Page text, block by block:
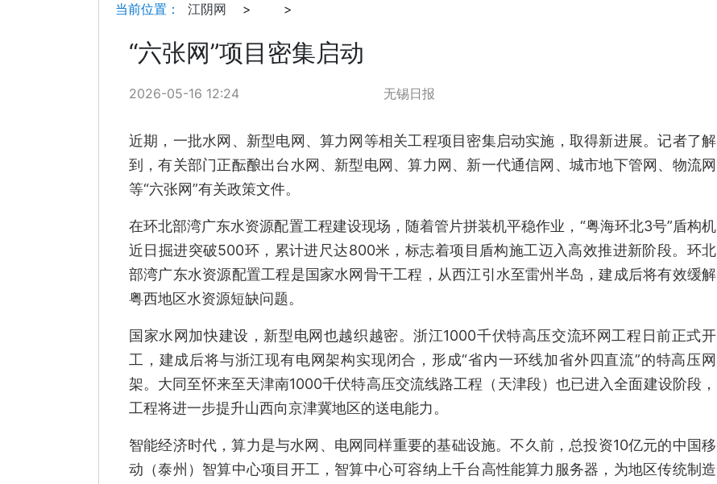
当前位置： 江阴网 > >
“六张网”项目密集启动
2026-05-16 12:24 无锡日报
近期，一批水网、新型电网、算力网等相关工程项目密集启动实施，取得新进展。记者了解
到，有关部门正酝酿出台水网、新型电网、算力网、新一代通信网、城市地下管网、物流网
等“六张网”有关政策文件。
在环北部湾广东水资源配置工程建设现场，随着管片拼装机平稳作业，“粤海环北3号”盾构机
近日掘进突破500环，累计进尺达800米，标志着项目盾构施工迈入高效推进新阶段。环北
部湾广东水资源配置工程是国家水网骨干工程，从西江引水至雷州半岛，建成后将有效缓解
粤西地区水资源短缺问题。
国家水网加快建设，新型电网也越织越密。浙江1000千伏特高压交流环网工程日前正式开
工，建成后将与浙江现有电网架构实现闭合，形成“省内一环线加省外四直流”的特高压网
架。大同至怀来至天津南1000千伏特高压交流线路工程（天津段）也已进入全面建设阶段，
工程将进一步提升山西向京津冀地区的送电能力。
智能经济时代，算力是与水网、电网同样重要的基础设施。不久前，总投资10亿元的中国移
动（泰州）智算中心项目开工，智算中心可容纳上千台高性能算力服务器，为地区传统制造